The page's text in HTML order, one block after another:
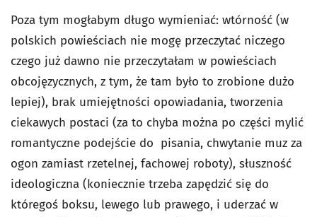
Poza tym mogłabym długo wymieniać: wtórność (w
polskich powieściach nie mogę przeczytać niczego
czego już dawno nie przeczytałam w powieściach
obcojęzycznych, z tym, że tam było to zrobione dużo
lepiej), brak umiejętności opowiadania, tworzenia
ciekawych postaci (za to chyba można po części mylić
romantyczne podejście do pisania, chwytanie muz za
ogon zamiast rzetelnej, fachowej roboty), słuszność
ideologiczna (koniecznie trzeba zapędzić się do
któregoś boksu, lewego lub prawego, i uderzać w